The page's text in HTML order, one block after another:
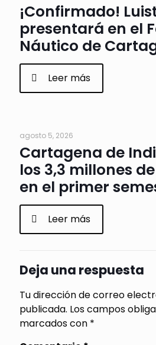
¡Confirmado!
presentará en el
Náutico de
Leer más
agosto 5, 2026
Cartagena de
los 3,3 millones
en el primer
Leer más
Deja una respuesta
Tu dirección de correo
publicada. Los campos
marcados con *